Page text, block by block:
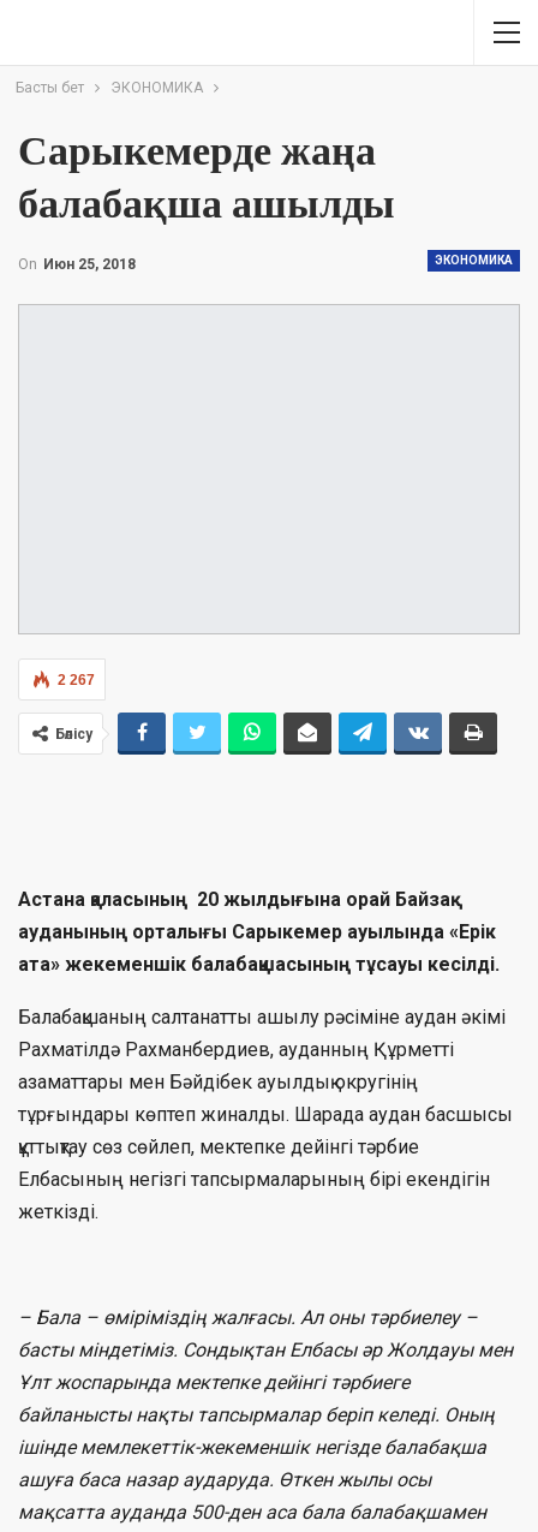
Басты бет ЭКОНОМИКА
Сарыкемерде жаңа
балабақша ашылды
ЭКОНОМИКА
On Июн 25, 2018
2 267
Бөлісу
Астана қаласының 20 жылдығына орай Байзақ
ауданының орталығы Сарыкемер ауылында «Ерік
ата» жекеменшік балабақшасының тұсауы кесілді.
Балабақшаның салтанатты ашылу рәсіміне аудан әкімі
Рахматілдә Рахманбердиев, ауданның Құрметті
азаматтары мен Бәйдібек ауылдық округінің
тұрғындары көптеп жиналды. Шарада аудан басшысы
құттықтау сөз сөйлеп, мектепке дейінгі тәрбие
Елбасының негізгі тапсырмаларының бірі екендігін
жеткізді.
– Бала – өміріміздің жалғасы. Ал оны тәрбиелеу –
басты міндетіміз. Сондықтан Елбасы әр Жолдауы мен
Ұлт жоспарында мектепке дейінгі тәрбиеге
байланысты нақты тапсырмалар беріп келеді. Оның
ішінде мемлекеттік-жекеменшік негізде балабақша
ашуға баса назар аударуда. Өткен жылы осы
мақсатта ауданда 500-ден аса бала балабақшамен